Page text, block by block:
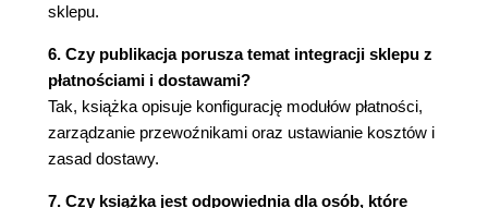
Zdjęcia produktów (102)
Aktualizacja miniatur (103)
Przenoszenie obrazków (104)
Preferencje danych kontaktowych (104)
Dodawanie adresu sklepu (105)
Parametry (106)
sklepu.
6. Czy publikacja porusza temat integracji sklepu z
płatnościami i dostawami?
Tak, książka opisuje konfigurację modułów płatności,
zarządzanie przewoźnikami oraz ustawianie kosztów i
zasad dostawy.
7. Czy książka jest odpowiednia dla osób, które